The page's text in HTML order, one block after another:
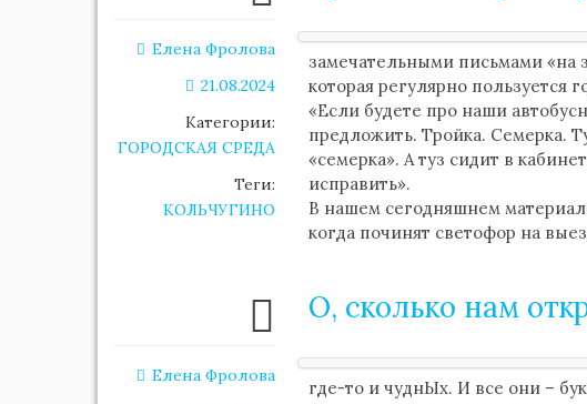
Елена Фролова
21.08.2024
Категории:
ГОРОДСКАЯ СРЕДА
Теги:
КОЛЬЧУГИНО
замечательными письмами «на
которая регулярно
«Если будете про наши
предложить. Тройка. Семерка.
«семерка». А туз сидит в
исправить».
В нашем сегодняшнем
когда починят светофор на
Елена Фролова
О, сколько нам
где-то и чуднЫх. И все они –